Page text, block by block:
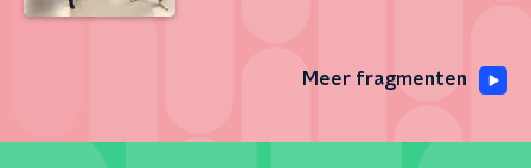
Meer fragmenten